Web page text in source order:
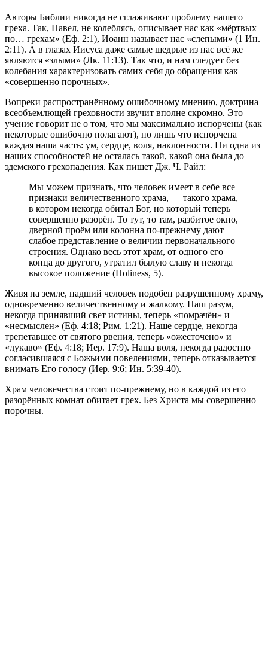
Авторы Библии никогда не сглаживают проблему нашего
греха. Так, Павел, не колеблясь, описывает нас как «мёртвых
по… грехам» (Еф. 2:1), Иоанн называет нас «слепыми» (1 Ин.
2:11). А в глазах Иисуса даже самые щедрые из нас всё же
являются «злыми» (Лк. 11:13). Так что, и нам следует без
колебания характеризовать самих себя до обращения как
«совершенно порочных».
Вопреки распространённому ошибочному мнению, доктрина
всеобъемлющей греховности звучит вполне скромно. Это
учение говорит не о том, что мы максимально испорчены (как
некоторые ошибочно полагают), но лишь что испорчена
каждая наша часть: ум, сердце, воля, наклонности. Ни одна из
наших способностей не осталась такой, какой она была до
эдемского грехопадения. Как пишет Дж. Ч. Райл:
Мы можем признать, что человек имеет в себе все
признаки величественного храма, — такого храма,
в котором некогда обитал Бог, но который теперь
совершенно разорён. То тут, то там, разбитое окно,
дверной проём или колонна по-прежнему дают
слабое представление о величии первоначального
строения. Однако весь этот храм, от одного его
конца до другого, утратил былую славу и некогда
высокое положение (Holiness, 5).
Живя на земле, падший человек подобен разрушенному храму,
одновременно величественному и жалкому. Наш разум,
некогда принявший свет истины, теперь «помрачён» и
«несмыслен» (Еф. 4:18; Рим. 1:21). Наше сердце, некогда
трепетавшее от святого рвения, теперь «ожесточено» и
«лукаво» (Еф. 4:18; Иер. 17:9). Наша воля, некогда радостно
согласившаяся с Божьими повелениями, теперь отказывается
внимать Его голосу (Иер. 9:6; Ин. 5:39-40).
Храм человечества стоит по-прежнему, но в каждой из его
разорённых комнат обитает грех. Без Христа мы совершенно
порочны.